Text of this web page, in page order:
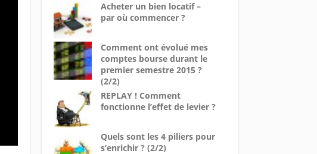
Acheter un bien locatif –
par où commencer ?
Comment ont évolué mes
comptes bourse durant le
premier semestre 2015 ?
(2/2)
REPLAY ! Comment
fonctionne l’effet de levier ?
Quels sont les 4 piliers pour
s’enrichir ? (2/2)